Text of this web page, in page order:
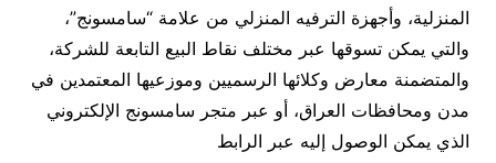
المنزلية، وأجهزة الترفيه المنزلي من علامة “سامسونج”،
والتي يمكن تسوقها عبر مختلف نقاط البيع التابعة للشركة،
والمتضمنة معارض وكلائها الرسميين وموزعيها المعتمدين في
مدن ومحافظات العراق، أو عبر متجر سامسونج الإلكتروني
الذي يمكن الوصول إليه عبر الرابط